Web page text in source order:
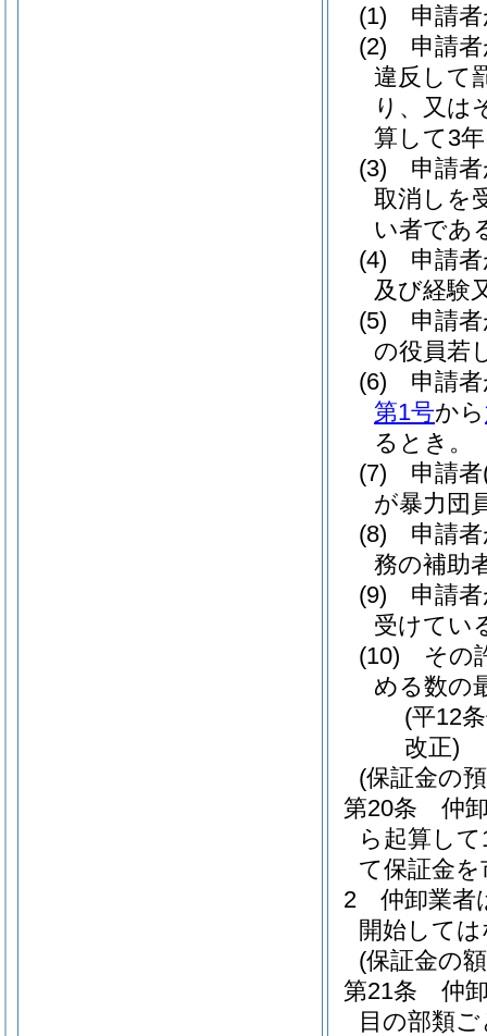
(1)
申請
(2)
申請
違反して
り、又は
算して3
(3)
申請
取消しを
い者であ
(4)
申請
及び経験
(5)
申請
の役員若
(6)
申請
第1号から
るとき。
(7)
申請者
が暴力団
(8)
申請
務の補助
(9)
申請
受けてい
(10)
その
める数の
(平12
改正)
(保証金の
第20条
仲
ら起算し
て保証金
2
仲卸業者
開始して
(保証金の
第21条
仲
目の部類